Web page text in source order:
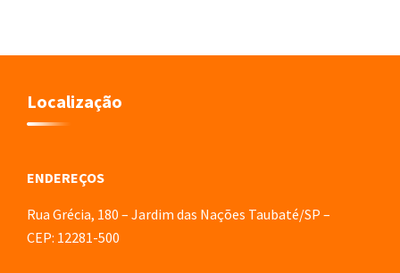
Localização
ENDEREÇOS
Rua Grécia, 180 – Jardim das Nações Taubaté/SP –
CEP: 12281-500